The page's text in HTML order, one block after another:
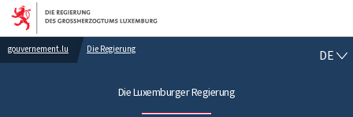
Zur Hauptnavigation
Zum Inhalt
gouvernement.lu Die Regierung
Die Luxemburger Regierung
DED